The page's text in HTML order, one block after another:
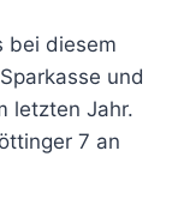
bei diesem
und
letzten Jahr.
7 an